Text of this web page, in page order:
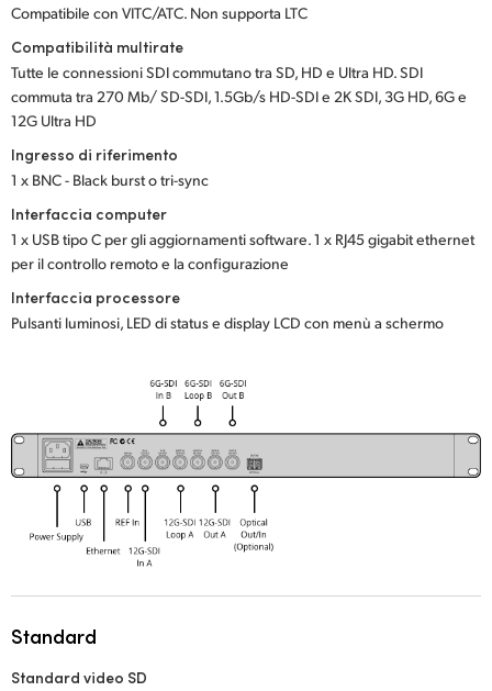
Compatibile con VITC/ATC. Non supporta LTC
Compatibilità multirate
Tutte le connessioni SDI commutano tra SD, HD e Ultra HD. SDI
commuta tra 270 Mb/ SD-SDI, 1.5Gb/s HD-SDI e 2K SDI, 3G HD, 6G e
12G Ultra HD
Ingresso di riferimento
1 x BNC - Black burst o tri-sync
Interfaccia computer
1 x USB tipo C per gli aggiornamenti software. 1 x RJ45 gigabit ethernet
per il controllo remoto e la configurazione
Interfaccia processore
Pulsanti luminosi, LED di status e display LCD con menù a schermo
Standard
Standard video SD